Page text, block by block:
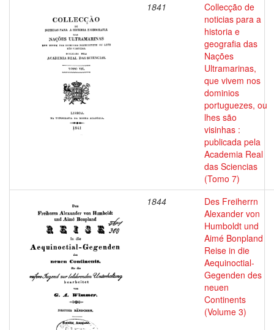
1841
Collecção de
noticias para a
historia e
geografia das
Nações
Ultramarinas,
que vivem nos
dominios
portuguezes, ou
lhes são
visinhas :
publicada pela
Academia Real
das Sciencias
(Tomo 7)
1844
Des Freiherrn
Alexander von
Humboldt und
Aimé Bonpland
Reise in die
Aequinoctial-
Gegenden des
neuen
Continents
(Volume 3)